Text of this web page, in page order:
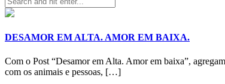
DESAMOR EM ALTA. AMOR EM BAIXA.
Com o Post “Desamor em Alta. Amor em baixa”,
com os animais e pessoas, […]